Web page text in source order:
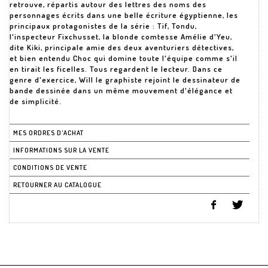
retrouve, répartis autour des lettres des noms des
personnages écrits dans une belle écriture égyptienne, les
principaux protagonistes de la série : Tif, Tondu,
l'inspecteur Fixchusset, la blonde comtesse Amélie d'Yeu,
dite Kiki, principale amie des deux aventuriers détectives,
et bien entendu Choc qui domine toute l'équipe comme s'il
en tirait les ficelles. Tous regardent le lecteur. Dans ce
genre d'exercice, Will le graphiste rejoint le dessinateur de
bande dessinée dans un même mouvement d'élégance et
de simplicité.
MES ORDRES D'ACHAT
INFORMATIONS SUR LA VENTE
CONDITIONS DE VENTE
RETOURNER AU CATALOGUE